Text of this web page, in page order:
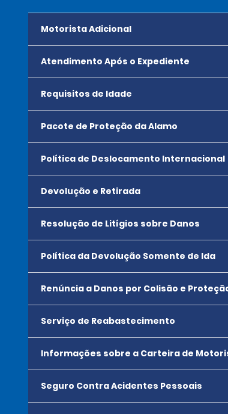
Motorista Adicional
Atendimento Após o Expediente
Requisitos de Idade
Pacote de Proteção da Alamo
Política de Deslocamento Internacional
Devolução e Retirada
Resolução de Litígios sobre Danos
Política da Devolução Somente de Ida
Renúncia a Danos por Colisão e
Serviço de Reabastecimento
Informações sobre a Carteira de
Seguro Contra Acidentes Pessoais